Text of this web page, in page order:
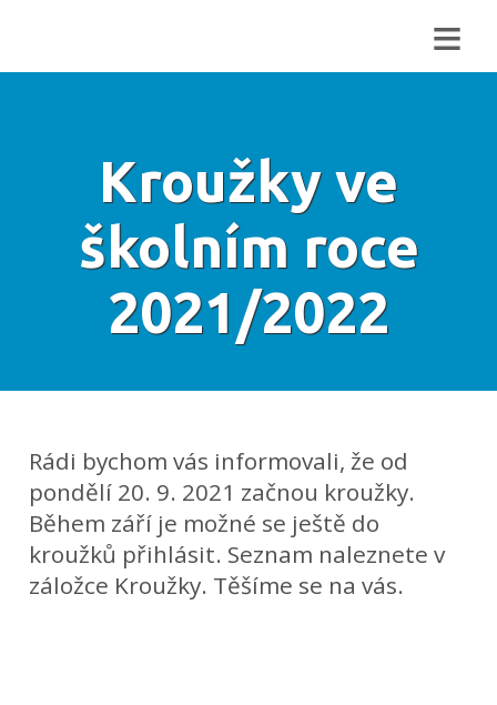
≡
Kroužky ve
školním roce
2021/2022
Rádi bychom vás informovali, že od
pondělí 20. 9. 2021 začnou kroužky.
Během září je možné se ještě do
kroužků přihlásit. Seznam naleznete v
záložce Kroužky. Těšíme se na vás.